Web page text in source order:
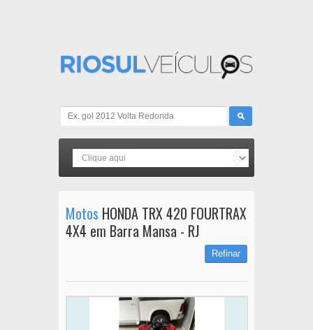
Motos HONDA TRX 420 FOURTRAX
4X4 em Barra Mansa - RJ
Refinar